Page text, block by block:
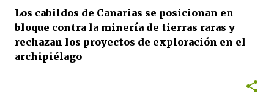
Los cabildos de Canarias se posicionan en
bloque contra la minería de tierras raras y
rechazan los proyectos de exploración en el
archipiélago